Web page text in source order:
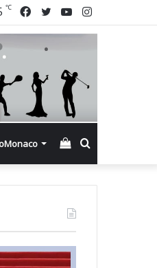
Instagram
YouTube
Twitter
Facebook
℃
Смотреть
корзину